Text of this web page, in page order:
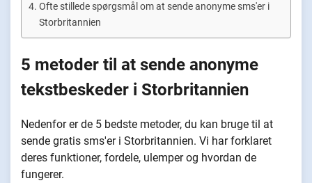
Ofte stillede spørgsmål om at sende anonyme sms'er i
Storbritannien
5 metoder til at sende anonyme
tekstbeskeder i Storbritannien
Nedenfor er de 5 bedste metoder, du kan bruge til at
sende gratis sms'er i Storbritannien. Vi har forklaret
deres funktioner, fordele, ulemper og hvordan de
fungerer.